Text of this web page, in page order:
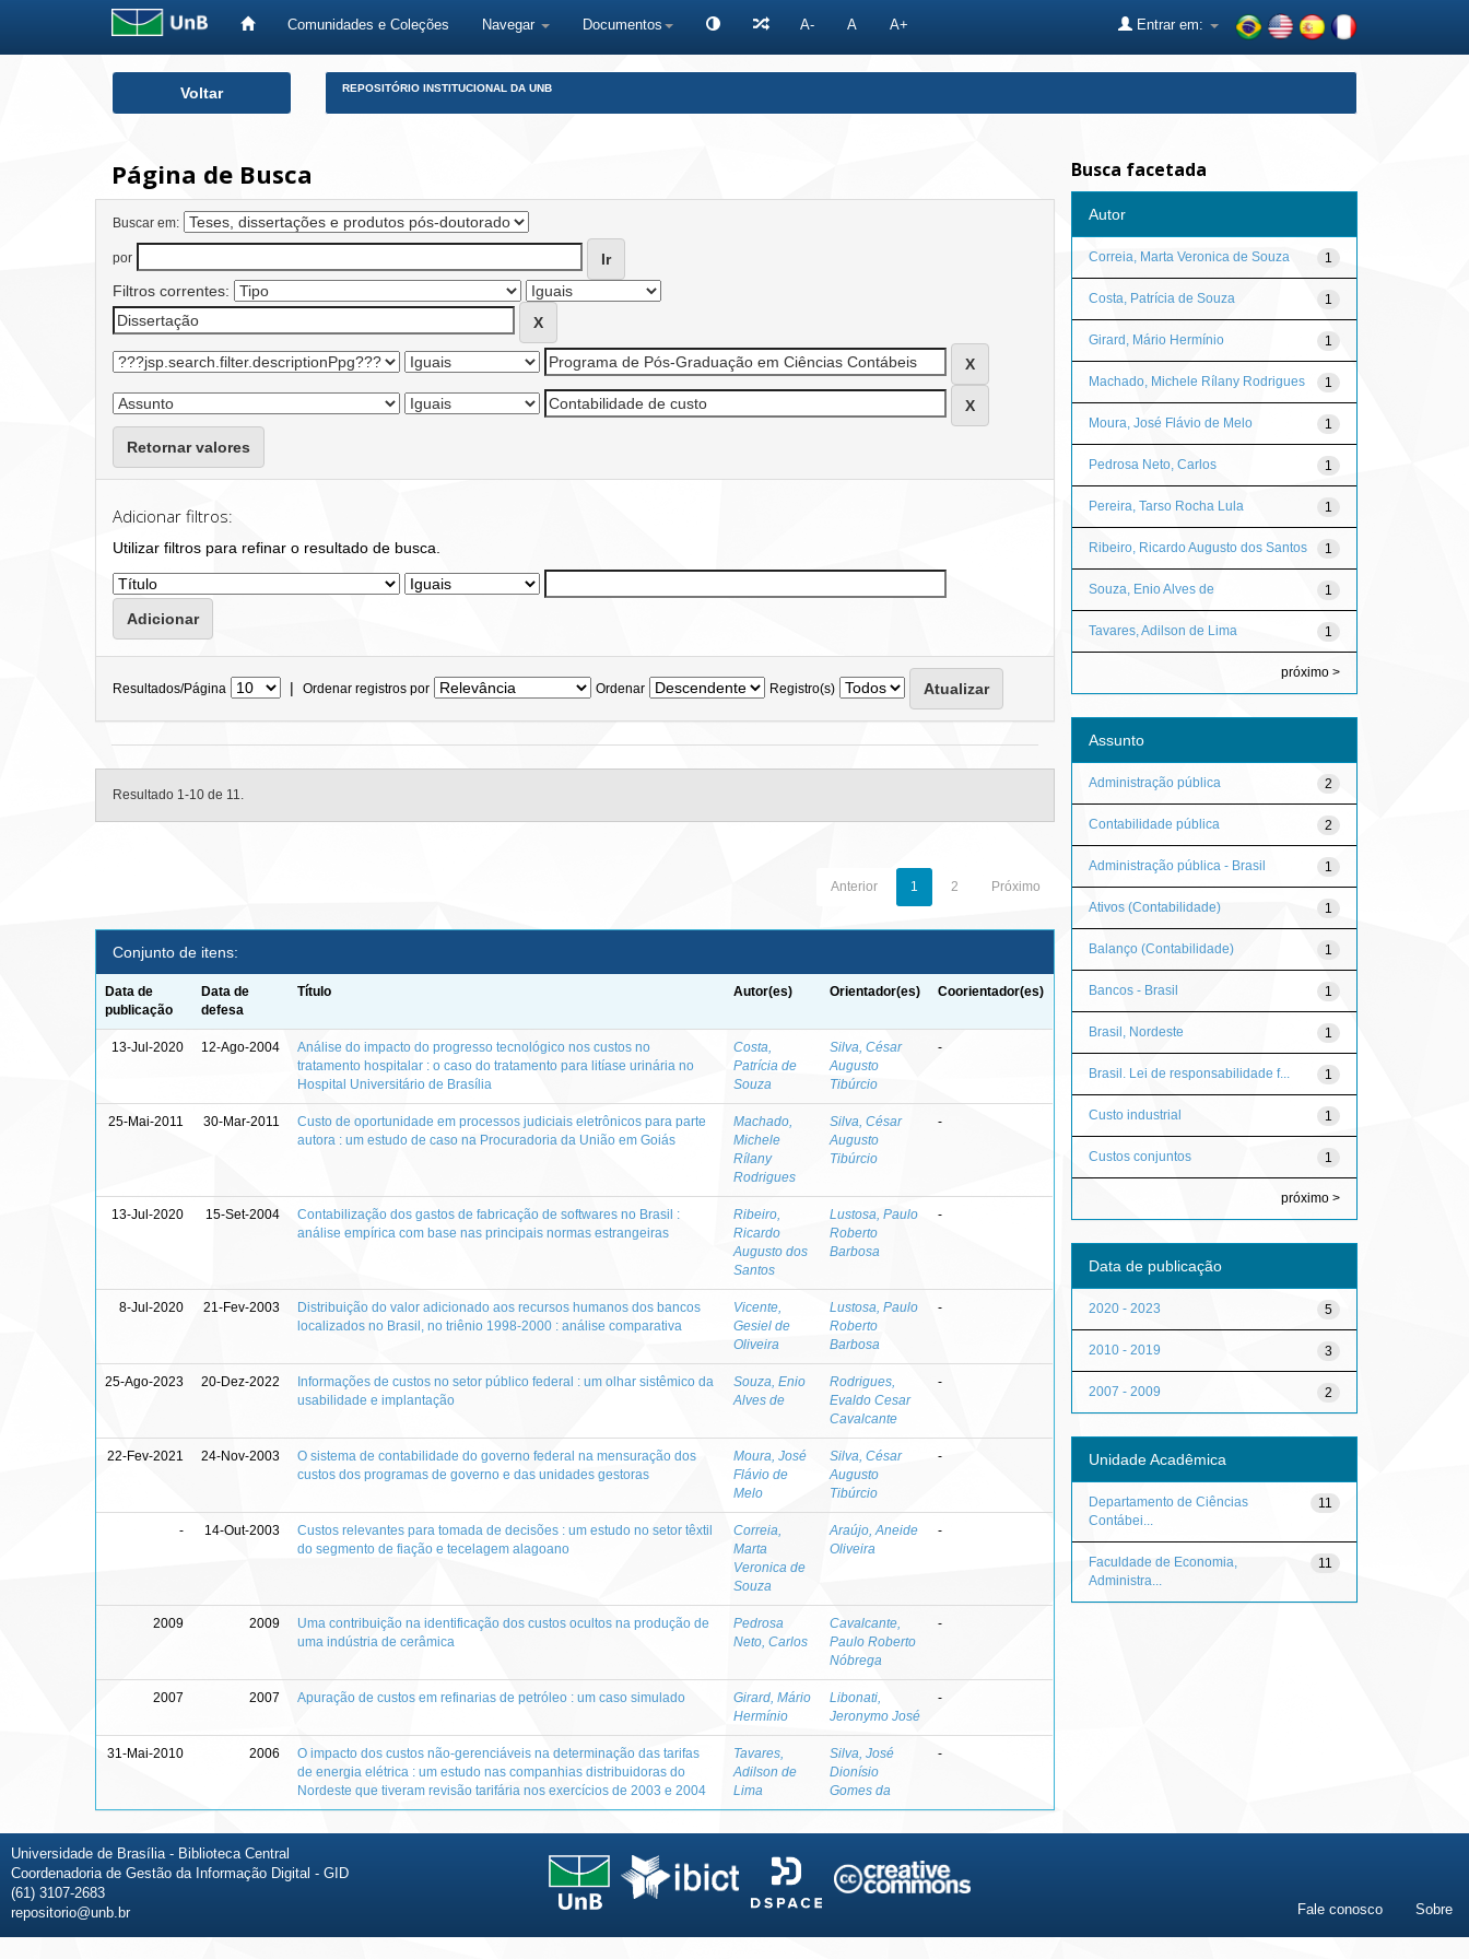
Comunidades e Coleções Navegar Documentos A- A A+ Entrar em:
Voltar REPOSITÓRIO INSTITUCIONAL DA UNB
Página de Busca
Buscar em:
por
Filtros correntes:
Retornar valores
Adicionar filtros:
Utilizar filtros para refinar o resultado de busca.
Resultados/Página | Ordenar registros por Ordenar Registro(s)
Resultado 1-10 de 11.
Anterior 1 2 Próximo
Conjunto de itens:
Data de
publicação
Data de
defesa
Título Autor(es) Orientador(es) Coorientador(es)
13-Jul-2020 12-Ago-2004
Análise do impacto do progresso tecnológico nos custos no
tratamento hospitalar : o caso do tratamento para litíase urinária no
Hospital Universitário de Brasília
Costa,
Patrícia de
Souza
Silva, César
Augusto
Tibúrcio
-
25-Mai-2011 30-Mar-2011
Custo de oportunidade em processos judiciais eletrônicos para parte
autora : um estudo de caso na Procuradoria da União em Goiás
Machado,
Michele
Rílany
Rodrigues
Silva, César
Augusto
Tibúrcio
-
13-Jul-2020 15-Set-2004
Contabilização dos gastos de fabricação de softwares no Brasil :
análise empírica com base nas principais normas estrangeiras
Ribeiro,
Ricardo
Augusto dos
Santos
Lustosa, Paulo
Roberto
Barbosa
-
8-Jul-2020 21-Fev-2003
Distribuição do valor adicionado aos recursos humanos dos bancos
localizados no Brasil, no triênio 1998-2000 : análise comparativa
Vicente,
Gesiel de
Oliveira
Lustosa, Paulo
Roberto
Barbosa
-
25-Ago-2023 20-Dez-2022
Informações de custos no setor público federal : um olhar sistêmico da
usabilidade e implantação
Souza, Enio
Alves de
Rodrigues,
Evaldo Cesar
Cavalcante
-
22-Fev-2021 24-Nov-2003
O sistema de contabilidade do governo federal na mensuração dos
custos dos programas de governo e das unidades gestoras
Moura, José
Flávio de
Melo
Silva, César
Augusto
Tibúrcio
-
- 14-Out-2003
Custos relevantes para tomada de decisões : um estudo no setor têxtil
do segmento de fiação e tecelagem alagoano
Correia,
Marta
Veronica de
Souza
Araújo, Aneide
Oliveira
-
2009 2009
Uma contribuição na identificação dos custos ocultos na produção de
uma indústria de cerâmica
Pedrosa
Neto, Carlos
Cavalcante,
Paulo Roberto
Nóbrega
-
2007 2007 Apuração de custos em refinarias de petróleo : um caso simulado
Girard, Mário
Hermínio
Libonati,
Jeronymo José
-
31-Mai-2010 2006
O impacto dos custos não-gerenciáveis na determinação das tarifas
de energia elétrica : um estudo nas companhias distribuidoras do
Nordeste que tiveram revisão tarifária nos exercícios de 2003 e 2004
Tavares,
Adilson de
Lima
Silva, José
Dionísio
Gomes da
-
Busca facetada
Autor
1
Correia, Marta Veronica de Souza
1
Costa, Patrícia de Souza
1
Girard, Mário Hermínio
1
Machado, Michele Rílany Rodrigues
1
Moura, José Flávio de Melo
1
Pedrosa Neto, Carlos
1
Pereira, Tarso Rocha Lula
1
Ribeiro, Ricardo Augusto dos Santos
1
Souza, Enio Alves de
1
Tavares, Adilson de Lima
próximo >
Assunto
2
Administração pública
2
Contabilidade pública
1
Administração pública - Brasil
1
Ativos (Contabilidade)
1
Balanço (Contabilidade)
1
Bancos - Brasil
1
Brasil, Nordeste
1
Brasil. Lei de responsabilidade f...
1
Custo industrial
1
Custos conjuntos
próximo >
Data de publicação
5
2020 - 2023
3
2010 - 2019
2
2007 - 2009
Unidade Acadêmica
11
Departamento de Ciências
Contábei...
11
Faculdade de Economia,
Administra...
Universidade de Brasília - Biblioteca Central
Coordenadoria de Gestão da Informação Digital - GID
(61) 3107-2683
repositorio@unb.br
Fale conosco Sobre